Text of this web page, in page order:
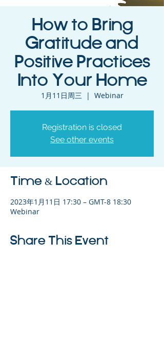
How to Bring
Gratitude and
Positive Practices
Into Your Home
1月11日周三
  |
Webinar
Registration is closed
See other events
Time & Location
2023年1月11日 17:30 – GMT-8 18:30
Webinar
Share This Event